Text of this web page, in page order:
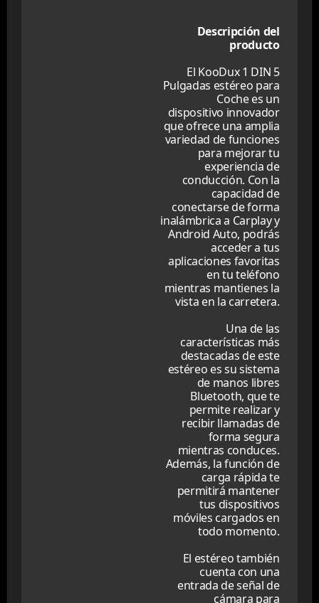
Descripción del
producto
El KooDux 1 DIN 5
Pulgadas estéreo para
Coche es un
dispositivo innovador
que ofrece una amplia
variedad de funciones
para mejorar tu
experiencia de
conducción. Con la
capacidad de
conectarse de forma
inalámbrica a Carplay y
Android Auto, podrás
acceder a tus
aplicaciones favoritas
en tu teléfono
mientras mantienes la
vista en la carretera.
Una de las
características más
destacadas de este
estéreo es su sistema
de manos libres
Bluetooth, que te
permite realizar y
recibir llamadas de
forma segura
mientras conduces.
Además, la función de
carga rápida te
permitirá mantener
tus dispositivos
móviles cargados en
todo momento.
El estéreo también
cuenta con una
entrada de señal de
cámara para